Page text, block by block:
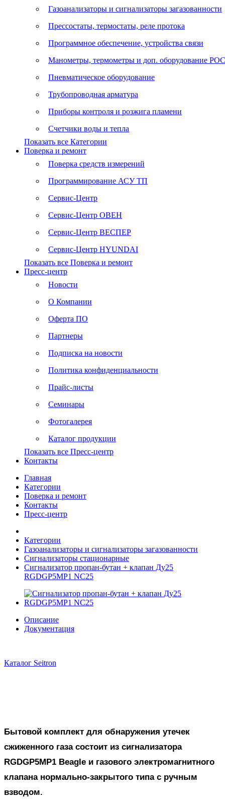
Газоанализаторы и сигнализаторы загазованности
Прессостаты, термостаты, реле протока
Программное обеспечение, устройства связи
Манометры, термометры и доп. оборудование
Пневматическое оборудование
Трубопроводная арматура
Приборы контроля и розжига пламени
Счетчики воды и тепла
Показать все Категории
Поверка и ремонт
Поверка средств измерений
Программирование АСУ ТП
Сервис-Центр
Сервис-Центр ОВЕН
Сервис-Центр ВЕСПЕР
Сервис-Центр HYUNDAI
Показать все Поверка и ремонт
Пресс-центр
Новости
О Компании
Оферта ПО
Партнеры
Подписка на новости
Политика конфиденциальности
Прайс-листы
Семинары
Фотогалерея
Каталог продукции
Показать все Пресс-центр
Контакты
Главная
Категории
Поверка и ремонт
Контакты
Пресс-центр
Категории
Газоанализаторы и сигнализаторы загазованности
Сигнализаторы стационарные
Сигнализатор пропан-бутан + клапан Ду25
RGDGP5MP1 NС25
Описание
Документация
Каталог Seitron
Бытовой комплект для обнаружения утечек
сжиженного газа состоит из сигнализатора
RGDGP5MP1 Beagle и газового электромагнитного
клапана нормально-закрытого типа с ручным
взводом.